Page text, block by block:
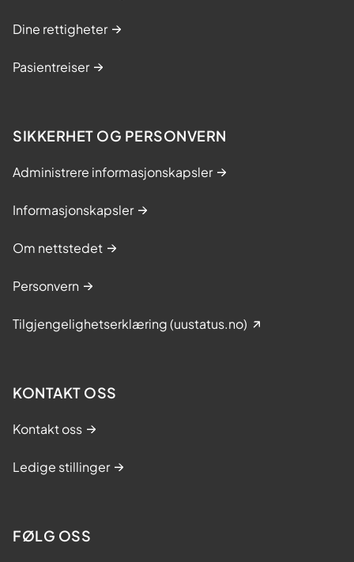
Dine rettigheter
Pasientreiser
SIKKERHET OG PERSONVERN
Administrere informasjonskapsler
Informasjonskapsler
Om nettstedet
Personvern
Tilgjengelighetserklæring (uustatus.no)
KONTAKT OSS
Kontakt oss
Ledige stillinger
FØLG OSS